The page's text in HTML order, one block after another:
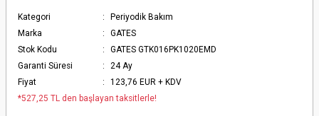
Kategori
Periyodik Bakım
Marka
GATES
Stok Kodu
GATES GTK016PK1020EMD
Garanti Süresi
24 Ay
Fiyat
123,76 EUR + KDV
*527,25 TL den başlayan taksitlerle!